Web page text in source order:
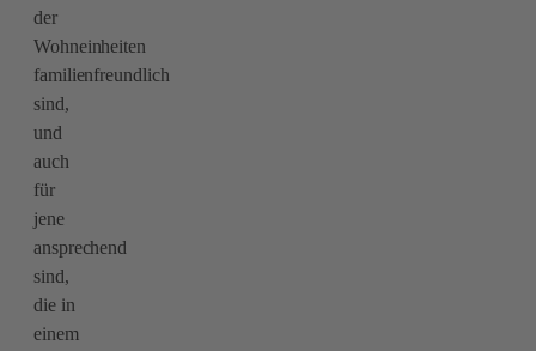
der
Wohneinheiten
familienfreundlich
sind,
und
auch
für
jene
ansprechend
sind,
die in
einem